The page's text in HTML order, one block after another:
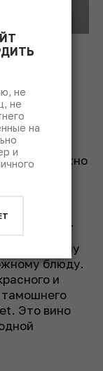
вроде
масса
вином, нужно
затмить
к террину
блюду.
и
тамошнего
Это вино
не
не
на
и